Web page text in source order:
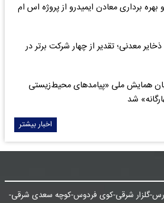
بهره برداری معادن ایمیدرو از پروژه اس ام
معدنی؛ تقدیر از چهار شرکت برتر در
همایش ملی «پیامدهای محیط‌زیستی
شد
اخبار بیشتر
گلزار شرقی-کوی فردوس-کوچه سعدی شرقی-